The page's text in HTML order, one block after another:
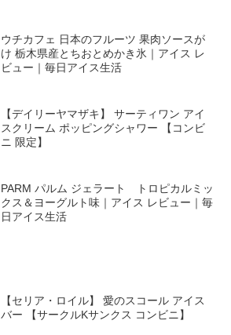
ウチカフェ 日本のフルーツ 果肉ソースが
け 栃木県産とちおとめかき氷｜アイス レ
ビュー｜毎日アイス生活
【デイリーヤマザキ】 サーティワン アイ
スクリーム ポッピングシャワー 【コンビ
ニ 限定】
PARM パルム ジェラート トロピカルミッ
クス＆ヨーグルト味｜アイス レビュー｜毎
日アイス生活
【セリア・ロイル】 愛のスコール アイス
バー 【サークルKサンクス コンビニ】